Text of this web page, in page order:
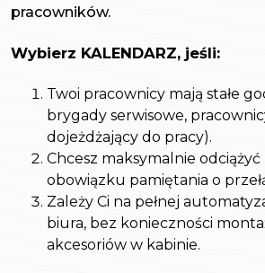
pracowników.
Wybierz KALENDARZ, jeśli:
Twoi pracownicy mają stałe
brygady serwisowe,
dojeżdżający do pracy).
Chcesz maksymalnie
obowiązku pamiętania o
Zależy Ci na pełnej
biura, bez konieczności
akcesoriów w kabinie.